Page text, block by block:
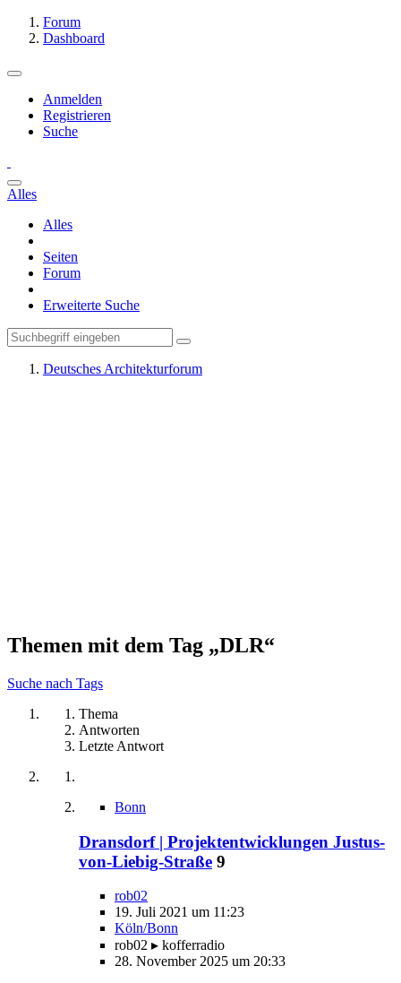
Forum
Dashboard
Anmelden
Registrieren
Suche
Alles
Alles
Seiten
Forum
Erweiterte Suche
Deutsches Architekturforum
Themen mit dem Tag „DLR“
Suche nach Tags
Thema
Antworten
Letzte Antwort
Bonn
Dransdorf | Projektentwicklungen Justus-
von-Liebig-Straße 9
rob02
19. Juli 2021 um 11:23
Köln/Bonn
rob02 ▸ kofferradio
28. November 2025 um 20:33